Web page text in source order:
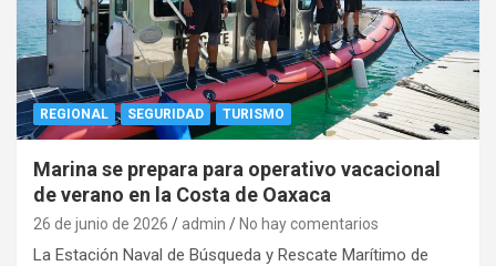
REGIONAL SEGURIDAD TURISMO
Marina se prepara para operativo vacacional
de verano en la Costa de Oaxaca
26 de junio de 2026 admin No hay comentarios
La Estación Naval de Búsqueda y Rescate Marítimo de